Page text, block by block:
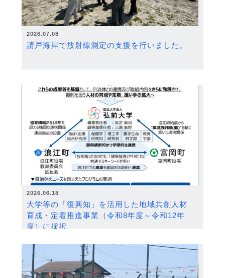
2026.07.08
請戸海岸で放射線測定の支援を行いました。
2026.06.18
大学等の「復興知」を活用した地域共創人材
育成・定着推進事業（令和8年度～令和12年
度）に採択